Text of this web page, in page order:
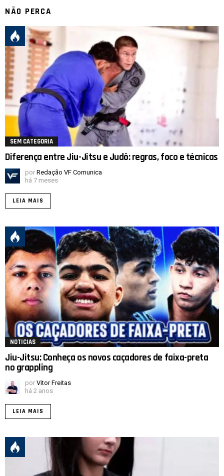
NÃO PERCA
SEM CATEGORIA
Diferença entre Jiu-Jitsu e Judô: regras, foco e técnicas
por Redação VF Comunica
há 7 meses
LEIA MAIS
NOTICIAS
Jiu-Jitsu: Conheça os novos caçadores de faixa-preta
no grappling
por Vitor Freitas
há 2 anos
LEIA MAIS